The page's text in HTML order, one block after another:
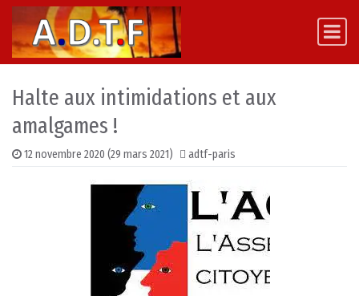
Skip to content
Main Navigation
Halte aux intimidations et aux
amalgames !
12 novembre 2020 (29 mars 2021) adtf-paris